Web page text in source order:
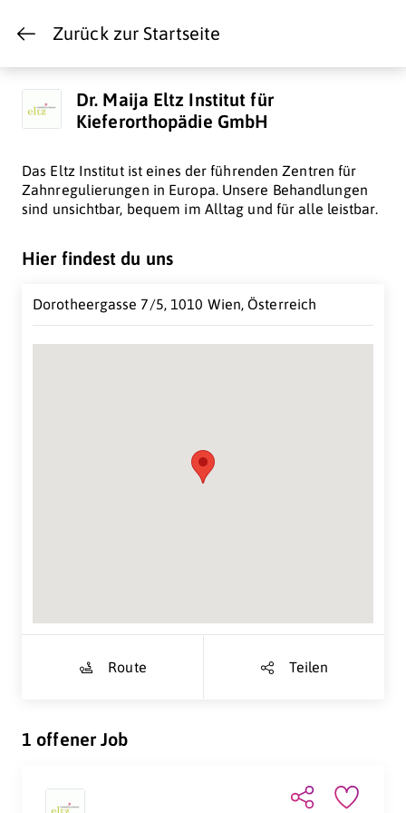
Zurück zur Startseite
Dr. Maija Eltz Institut für
Kieferorthopädie GmbH
Das Eltz Institut ist eines der führenden Zentren für
Zahnregulierungen in Europa. Unsere Behandlungen
sind unsichtbar, bequem im Alltag und für alle leistbar.
Hier findest du uns
Dorotheergasse 7/5, 1010 Wien, Österreich
Route Teilen
1 offener Job